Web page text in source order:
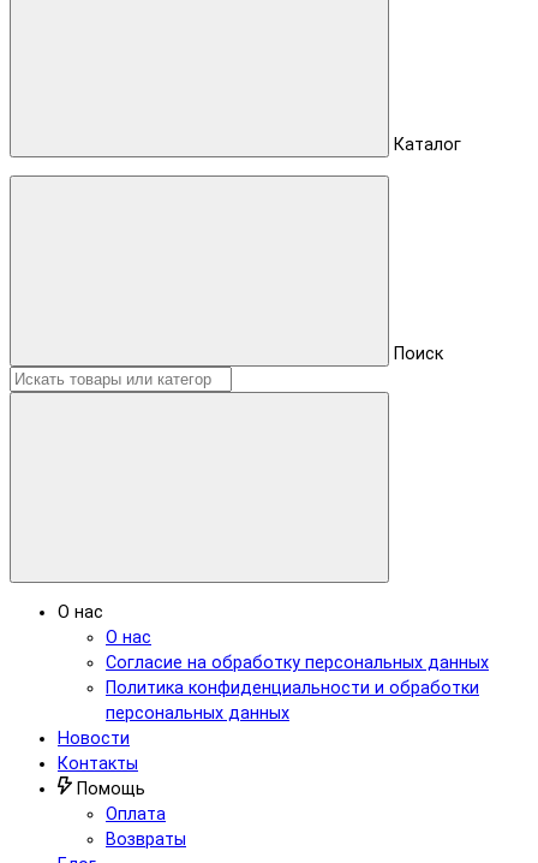
Каталог
Поиск
О нас
О нас
Согласие на обработку персональных данных
Политика конфиденциальности и обработки
персональных данных
Новости
Контакты
Помощь
Оплата
Возвраты